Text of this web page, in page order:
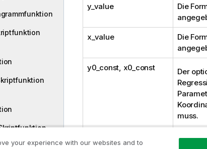
y_value Die
x_value Die
y0_const, x0_const Der
muss.
your experience with our websites and to